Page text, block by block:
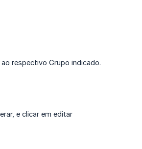
respectivo Grupo indicado.
e clicar em editar